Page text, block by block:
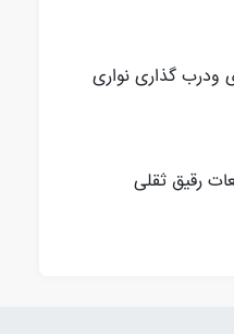
ودرب گذاری نواری
رقیق ثقلی